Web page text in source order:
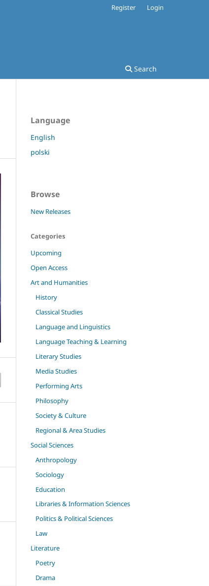
Search
Register Login
Language
English
polski
Browse
New Releases
Categories
Upcoming
Open Access
Art and Humanities
History
Classical Studies
Language and Linguistics
Language Teaching & Learning
Literary Studies
Media Studies
Performing Arts
Philosophy
Society & Culture
Regional & Area Studies
Social Sciences
Anthropology
Sociology
Education
Libraries & Information Sciences
Politics & Political Sciences
Law
Literature
Poetry
Drama